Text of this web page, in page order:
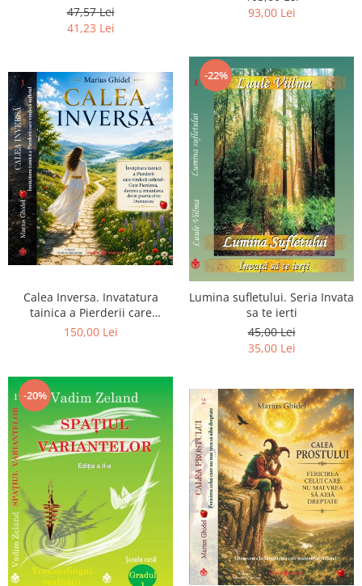
chiar dragostea ta. Editia a 2-
a
47,57 Lei
41,23 Lei
93,00 Lei
Calea Inversa. Invatatura
tainica a Pierderii care
vindeca sufletul - Cum
Dumnezeu
150,00 Lei
-22%
Lumina sufletului. Seria Invata
sa te ierti
45,00 Lei
35,00 Lei
-20%